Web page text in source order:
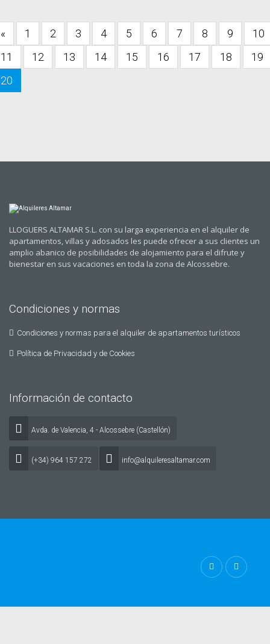
« 1 2 3 4 5 6 7 8 9
10
11
12 13 14 15 16 17 18
19
20
LLOGUERS ALTAMAR S.L. con su larga experiencia en el alquiler de
apartamentos, villas y adosados les puede ofrecer a sus clientes un
amplio abanico de posibilidades de alojamiento para el difrute y
bienestar en sus vacaciones en toda la zona de Alcossebre.
Condiciones y normas
Condiciones y normas para el alquiler de apartamentos turísticos
Política de Privacidad y de Cookies
Información de contacto
Avda. de Valencia, 4 - Alcossebre (Castellón)
(+34) 964 157 272 info@alquileresaltamar.com